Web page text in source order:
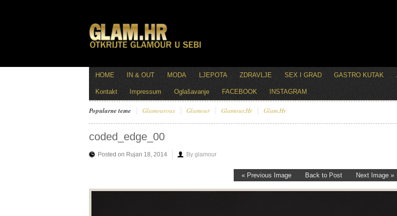
HOME IN & OUT MODA LJEPOTA ZDRAVLJE SEX I GRAD GASTRO KUTAK
Kontakt Impressum Oglašavanje FACEBOOK INSTAGRAM
Popularne teme Glamourous Glamour Glamour.hr Glam.hr
coded_edge_00
Posted on Rujan 18, 2014 By glamour
« Previous Image Back to Post Next Image »